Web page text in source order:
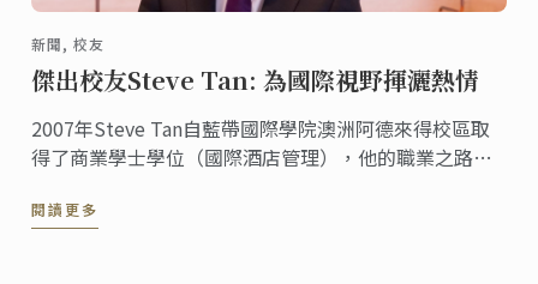
新聞, 校友
傑出校友Steve Tan: 為國際視野揮灑熱情
2007年Steve Tan自藍帶國際學院澳洲阿德來得校區取
得了商業學士學位（國際酒店管理），他的職業之路專
成為前臺的管理經裡。
閱讀更多